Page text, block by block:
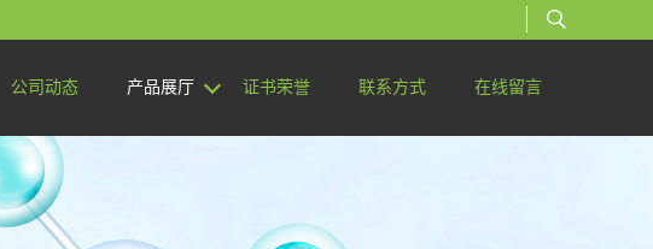
公司动态 产品展厅 证书荣誉 联系方式 在线留言